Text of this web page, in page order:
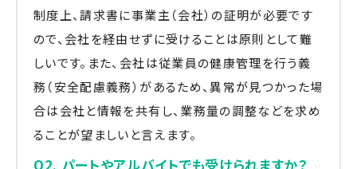
制度上、請求書に事業主（会社）の証明が必要です
ので、会社を経由せずに受けることは原則として難
しいです。また、会社は従業員の健康管理を行う義
務（安全配慮義務）があるため、異常が見つかった場
合は会社と情報を共有し、業務量の調整などを求め
ることが望ましいと言えます。
Q2. パートやアルバイトでも受けられますか？